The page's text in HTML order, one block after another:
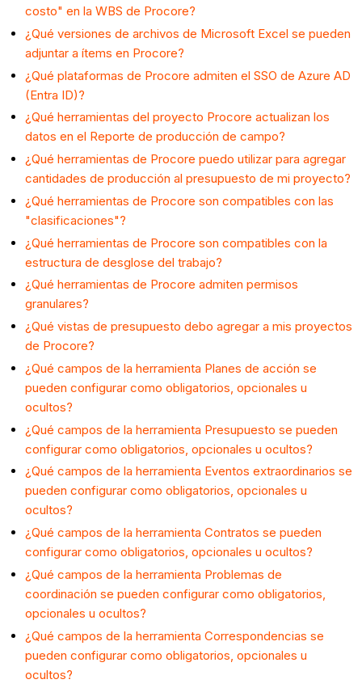
costo" en la WBS de Procore?
¿Qué versiones de archivos de Microsoft Excel se pueden
adjuntar a ítems en Procore?
¿Qué plataformas de Procore admiten el SSO de Azure AD
(Entra ID)?
¿Qué herramientas del proyecto Procore actualizan los
datos en el Reporte de producción de campo?
¿Qué herramientas de Procore puedo utilizar para agregar
cantidades de producción al presupuesto de mi proyecto?
¿Qué herramientas de Procore son compatibles con las
"clasificaciones"?
¿Qué herramientas de Procore son compatibles con la
estructura de desglose del trabajo?
¿Qué herramientas de Procore admiten permisos
granulares?
¿Qué vistas de presupuesto debo agregar a mis proyectos
de Procore?
¿Qué campos de la herramienta Planes de acción se
pueden configurar como obligatorios, opcionales u
ocultos?
¿Qué campos de la herramienta Presupuesto se pueden
configurar como obligatorios, opcionales u ocultos?
¿Qué campos de la herramienta Eventos extraordinarios se
pueden configurar como obligatorios, opcionales u
ocultos?
¿Qué campos de la herramienta Contratos se pueden
configurar como obligatorios, opcionales u ocultos?
¿Qué campos de la herramienta Problemas de
coordinación se pueden configurar como obligatorios,
opcionales u ocultos?
¿Qué campos de la herramienta Correspondencias se
pueden configurar como obligatorios, opcionales u
ocultos?